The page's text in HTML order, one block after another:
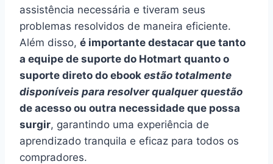
assistência necessária e tiveram seus
problemas resolvidos de maneira eficiente.
Além disso, é importante destacar que tanto
a equipe de suporte do Hotmart quanto o
suporte direto do ebook estão totalmente
disponíveis para resolver qualquer questão
de acesso ou outra necessidade que possa
surgir, garantindo uma experiência de
aprendizado tranquila e eficaz para todos os
compradores.